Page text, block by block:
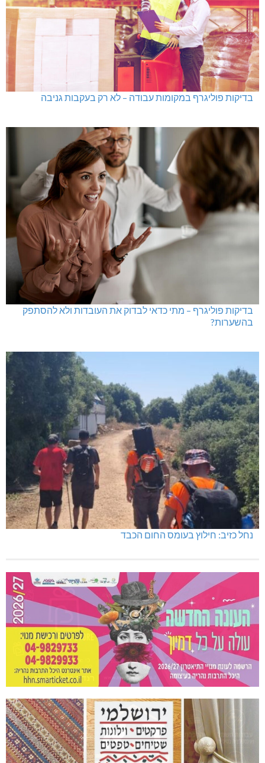
בדיקות פוליגרף במקומות עבודה – לא רק בעקבות גניבה
בדיקות פוליגרף – מתי כדאי לבדוק את העובדות ולא להסתפק
בהשערות?
נחל כזיב: חילוץ בעומס החום הכבד